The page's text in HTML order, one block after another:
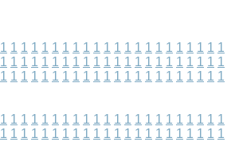
1 1 1 1 1 1 1 1 1 1 1 1 1 1 1 1 1 1 1 1 1 1
1 1 1 1 1 1 1 1 1 1 1 1 1 1 1 1 1 1 1 1 1 1
1 1 1 1 1 1 1 1 1 1 1 1 1 1 1 1 1 1 1 1 1 1
1 1 1 1 1 1 1 1 1 1 1 1 1 1 1 1 1 1 1 1 1 1
1 1 1 1 1 1 1 1 1 1 1 1 1 1 1 1 1 1 1 1 1 1